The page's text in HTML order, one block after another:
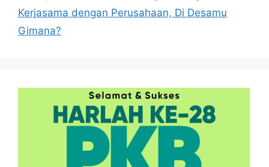
Kerjasama dengan Perusahaan, Di Desamu
Gimana?